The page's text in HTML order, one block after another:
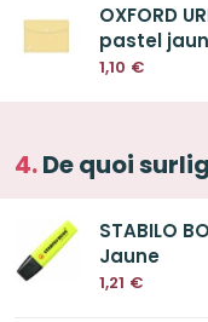
OXFORD
pastel
1,10 €
De quoi
STABILO
Jaune
1,21 €